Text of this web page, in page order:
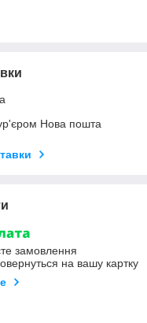
Нова пошта
замовлення
на вашу картку